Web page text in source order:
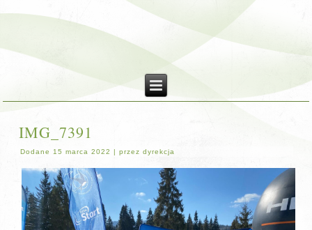
IMG_7391
Dodane 15 marca 2022 |przez dyrekcja